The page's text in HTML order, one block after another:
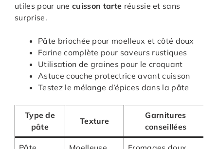
utiles pour unecuisson tarte réussie et sans
surprise.
Pâte briochée pour moelleux et côté doux
Farine complète pour saveurs rustiques
Utilisation de graines pour le croquant
Astuce couche protectrice avant cuisson
Testez le mélange d’épices dans la pâte
Type de
pâte
Texture
Garnitures
conseillées